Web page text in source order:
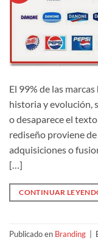
El 99% de las
historia y evolución,
o desaparece el
rediseño proviene
adquisiciones o
[…]
CONTINUAR
Publicado en Branding